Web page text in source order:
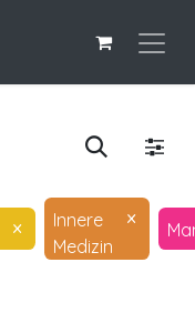
×
Innere
Medizin
×